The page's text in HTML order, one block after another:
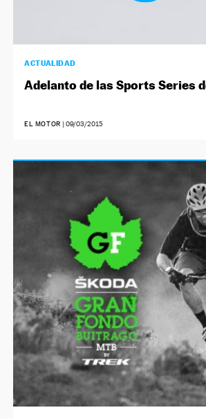
ACTUALIDAD
Adelanto de las Sports Series
EL MOTOR | 09/03/2015